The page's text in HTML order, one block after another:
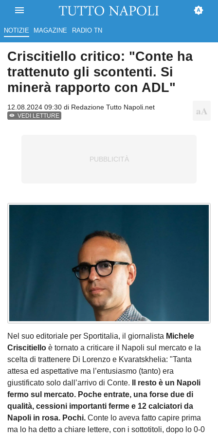
NOTIZIE MAGAZINE RADIO TN
Criscitiello critico: "Conte ha
trattenuto gli scontenti. Si
minerà rapporto con ADL"
12.08.2024 09:30 di Redazione Tutto Napoli.net
VEDI LETTURE
Nel suo editoriale per Sportitalia, il giornalista Michele
Criscitiello è tornato a criticare il Napoli sul mercato e la
scelta di trattenere Di Lorenzo e Kvaratskhelia: "Tanta
attesa ed aspettative ma l’entusiasmo (tanto) era
giustificato solo dall’arrivo di Conte.
Il resto è un Napoli
fermo sul mercato. Poche entrate, una forse due di
qualità, cessioni importanti ferme e 12 calciatori da
Napoli in rosa. Pochi. Conte lo aveva fatto capire prima
ma lo ha detto a chiare lettere, con i sottotitoli, dopo lo 0-0